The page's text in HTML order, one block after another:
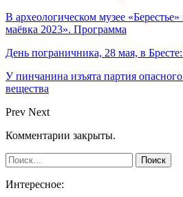
В археологическом музее
маёвка 2023». Программа
День пограничника, 28 мая, в
У пинчанина изъята партия
вещества
Prev Next
Комментарии закрыты.
Интересное: